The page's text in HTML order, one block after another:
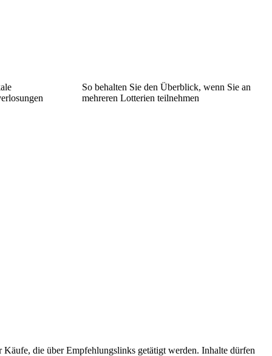
So behalten Sie den Überblick, wenn Sie an
mehreren Lotterien teilnehmen
die über Empfehlungslinks getätigt werden. Inhalte dürfen